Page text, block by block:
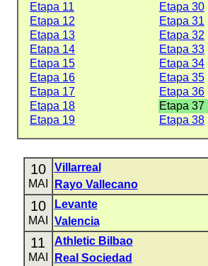
Etapa 11
Etapa 30
Etapa 12
Etapa 31
Etapa 13
Etapa 32
Etapa 14
Etapa 33
Etapa 15
Etapa 34
Etapa 16
Etapa 35
Etapa 17
Etapa 36
Etapa 18
Etapa 37
Etapa 19
Etapa 38
10
MAI
Villarreal
Rayo Vallecano
10
MAI
Levante
Valencia
11
MAI
Athletic Bilbao
Real Sociedad